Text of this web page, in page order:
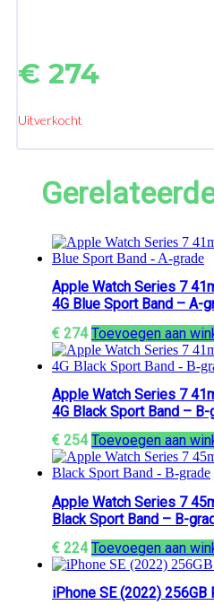
€ 274
Uitverkocht
Apple Watch Series 7
4G Blue Sport Band – A-
€ 274 Toevoegen aan
Apple Watch Series 7
4G Black Sport Band – B-
€ 254 Toevoegen aan
Apple Watch Series 7
Black Sport Band – B-
€ 224 Toevoegen aan
iPhone SE (2022) 256GB